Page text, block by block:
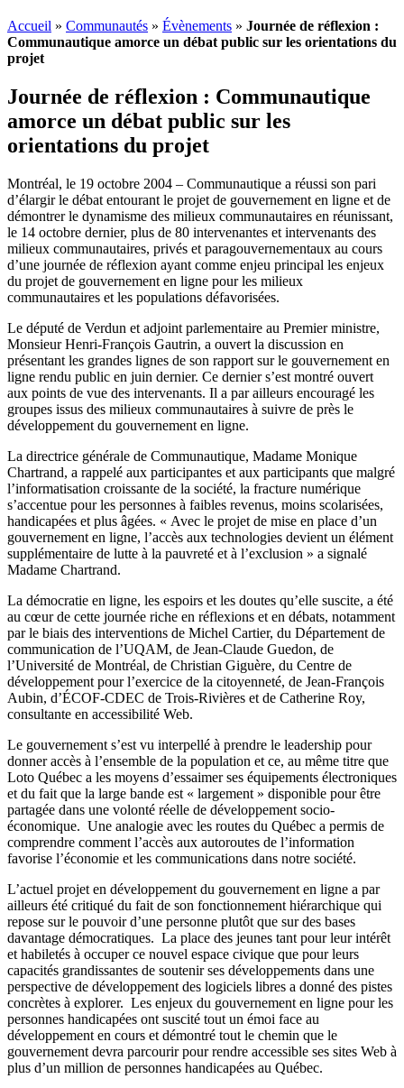
Accueil » Communautés » Évènements » Journée de réflexion :
Communautique amorce un débat public sur les orientations du
projet
Journée de réflexion : Communautique
amorce un débat public sur les
orientations du projet
Montréal, le 19 octobre 2004 – Communautique a réussi son pari
d’élargir le débat entourant le projet de gouvernement en ligne et de
démontrer le dynamisme des milieux communautaires en réunissant,
le 14 octobre dernier, plus de 80 intervenantes et intervenants des
milieux communautaires, privés et paragouvernementaux au cours
d’une journée de réflexion ayant comme enjeu principal les enjeux
du projet de gouvernement en ligne pour les milieux
communautaires et les populations défavorisées.
Le député de Verdun et adjoint parlementaire au Premier ministre,
Monsieur Henri-François Gautrin, a ouvert la discussion en
présentant les grandes lignes de son rapport sur le gouvernement en
ligne rendu public en juin dernier. Ce dernier s’est montré ouvert
aux points de vue des intervenants. Il a par ailleurs encouragé les
groupes issus des milieux communautaires à suivre de près le
développement du gouvernement en ligne.
La directrice générale de Communautique, Madame Monique
Chartrand, a rappelé aux participantes et aux participants que malgré
l’informatisation croissante de la société, la fracture numérique
s’accentue pour les personnes à faibles revenus, moins scolarisées,
handicapées et plus âgées. « Avec le projet de mise en place d’un
gouvernement en ligne, l’accès aux technologies devient un élément
supplémentaire de lutte à la pauvreté et à l’exclusion » a signalé
Madame Chartrand.
La démocratie en ligne, les espoirs et les doutes qu’elle suscite, a été
au cœur de cette journée riche en réflexions et en débats, notamment
par le biais des interventions de Michel Cartier, du Département de
communication de l’UQAM, de Jean-Claude Guedon, de
l’Université de Montréal, de Christian Giguère, du Centre de
développement pour l’exercice de la citoyenneté, de Jean-François
Aubin, d’ÉCOF-CDEC de Trois-Rivières et de Catherine Roy,
consultante en accessibilité Web.
Le gouvernement s’est vu interpellé à prendre le leadership pour
donner accès à l’ensemble de la population et ce, au même titre que
Loto Québec a les moyens d’essaimer ses équipements électroniques
et du fait que la large bande est « largement » disponible pour être
partagée dans une volonté réelle de développement socio-
économique. Une analogie avec les routes du Québec a permis de
comprendre comment l’accès aux autoroutes de l’information
favorise l’économie et les communications dans notre société.
L’actuel projet en développement du gouvernement en ligne a par
ailleurs été critiqué du fait de son fonctionnement hiérarchique qui
repose sur le pouvoir d’une personne plutôt que sur des bases
davantage démocratiques. La place des jeunes tant pour leur intérêt
et habiletés à occuper ce nouvel espace civique que pour leurs
capacités grandissantes de soutenir ses développements dans une
perspective de développement des logiciels libres a donné des pistes
concrètes à explorer. Les enjeux du gouvernement en ligne pour les
personnes handicapées ont suscité tout un émoi face au
développement en cours et démontré tout le chemin que le
gouvernement devra parcourir pour rendre accessible ses sites Web à
plus d’un million de personnes handicapées au Québec.